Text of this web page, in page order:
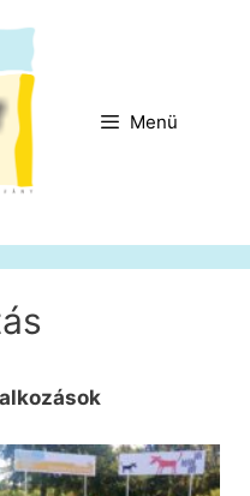
Menü